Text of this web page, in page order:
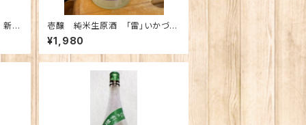
潟
壱醸 純米生原酒 「雷」いかづ
ち 720ｍｌ
¥1,980